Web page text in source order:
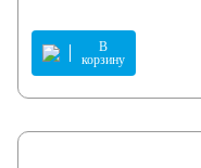
В
корзину